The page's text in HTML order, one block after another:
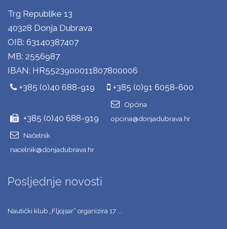
Trg Republike 13
40328 Donja Dubrava
OIB: 63140387407
MB: 2556987
IBAN: HR5523900011807800006
+385 (0)40 688-919
+385 (0)91 6058-600
+385 (0)40 688-919
Općina
opcina@donjadubrava.hr
Načelnik
nacelnik@donjadubrava.hr
Posljednje novosti
Nautički klub „Fljojsar“ organizira 17 ...